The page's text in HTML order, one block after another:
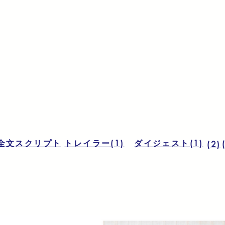
ダイジェスト(1) (2)
文スクリプト トレイラー(1)